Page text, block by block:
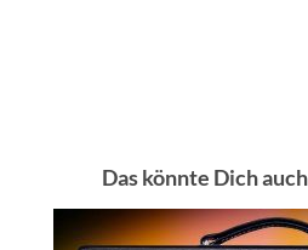
Das könnte Dich